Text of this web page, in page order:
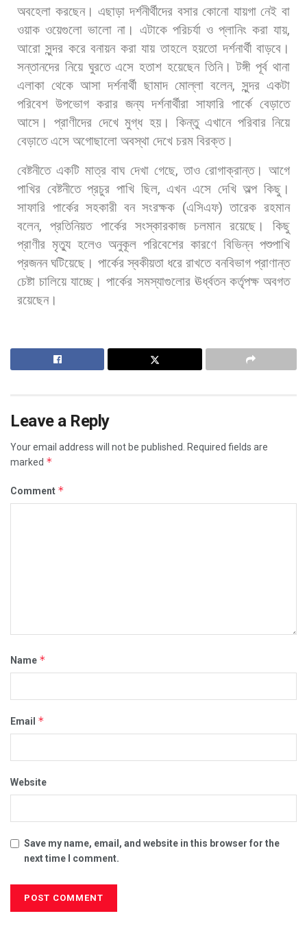
অবহেলা করছেন। এছাড়া দর্শনীর্থীদের বসার কোনো যায়গা নেই বা
ওয়াক ওয়েগুলো ভালো না। এটাকে পরিচর্যা ও প্লানিং করা যায়,
আরো সুন্দর করে বনায়ন করা যায় তাহলে হয়তো দর্শনার্থী বাড়বে।
সন্তানদের নিয়ে ঘুরতে এসে হতাশ হয়েছেন তিনি। টঙ্গী পূর্ব থানা
এলাকা থেকে আসা দর্শনার্থী ছামাদ মোল্লা বলেন, সুন্দর একটা
পরিবেশ উপভোগ করার জন্য দর্শনার্থীরা সাফারি পার্কে বেড়াতে
আসে।
প্রাণীদের দেখে মুগ্ধ হয়। কিন্তু এখানে পরিবার নিয়ে
বেড়াতে এসে অগোছালো অবস্থা দেখে চরম বিরক্ত।
বেষ্টনীতে একটি মাত্র বাঘ দেখা গেছে,তাও রোগাক্রান্ত। আগে
পাখির বেষ্টনীতে প্রচুর পাখি ছিল,এখন এসে দেখি অল্প কিছু।
সাফারি পার্কের সহকারী বন সংরক্ষক (এসিএফ)তারেক রহমান
বলেন,প্রতিনিয়ত পার্কের সংস্কারকাজ চলমান রয়েছে।
কিছু
প্রাণীর মৃত্যু হলেও অনুকূল পরিবেশের কারণে বিভিন্ন পশুপাখি
প্রজনন ঘটিয়েছে। পার্কের স্বকীয়তা ধরে রাখতে বনবিভাগ প্রাণান্ত
চেষ্টা চালিয়ে যাচ্ছে। পার্কের সমস্যাগুলোর ঊর্ধ্বতন কর্তৃপক্ষ অবগত
রয়েছেন।
Leave a Reply
Your email address will not be published.
Required fields are
marked *
Comment *
Name *
Email *
Website
Save my name, email, and website in this browser for the
next time I comment.